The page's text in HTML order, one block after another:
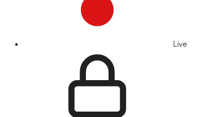
Live